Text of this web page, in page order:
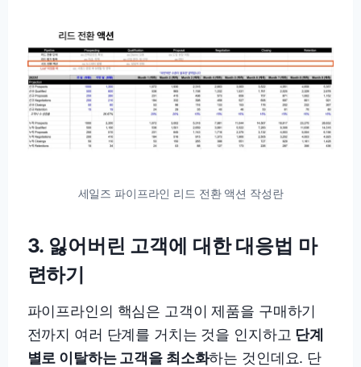
세일즈 파이프라인 리드 전환 액션 작성란
3. 잃어버린 고객에 대한 대응법 마
련하기
파이프라인의 핵심은 고객이 제품을 구매하기
전까지 여러 단계를 거치는 것을 인지하고 단계
별로 이탈하는 고객을 최소화하는 것인데요. 단